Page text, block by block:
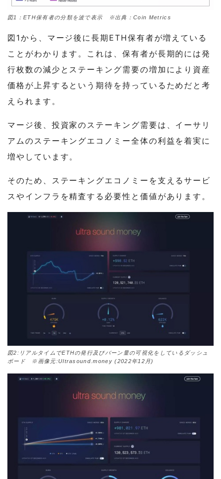
図1：ETH保有者の分類を波で表示 ※出典：Coin Metrics
図1から、マージ後に長期ETH保有者が増えている
ことがわかります。これは、保有者が長期的には発
行枚数の減少とステーキング需要の増加により資産
価格が上昇するという期待を持っているためだと考
えられます。
マージ後、投資家のステーキング需要は、イーサリ
アムのステーキングエコノミー全体の利益を着実に
増やしています。
そのため、ステーキングエコノミーを支えるサービ
スやインフラを精査する必要性と価値があります。
図2:リアルタイムでETHの発行及びバーン量の可視化をしているダッシュ
ボード ※画像元:Ultrasound.money (2022年12月)